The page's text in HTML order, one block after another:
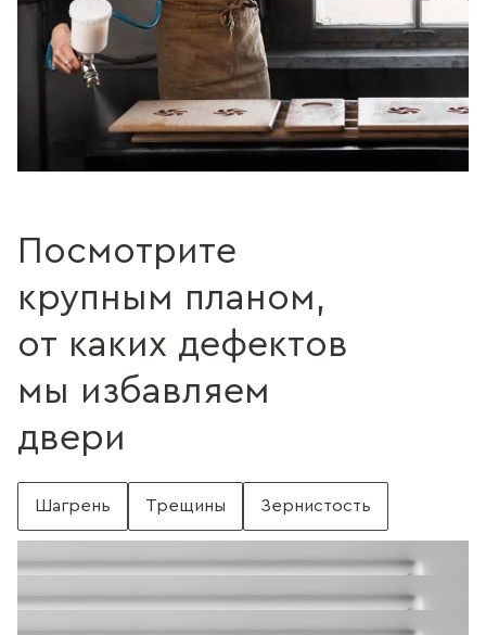
Посмотрите
крупным планом,
от каких дефектов
мы избавляем
двери
Шагрень Трещины Зернистость
Поверхность без шагрени
Без трещин